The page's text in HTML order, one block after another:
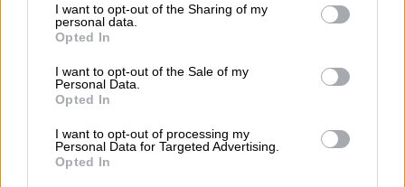
not limited to your visit or usage behaviour. You may click to
grant or deny consent to Google and its third-party tags to
use your data for below specified purposes in below Google
consent section.
I want to opt-out of the Sharing of my
personal data.
Opted In
I want to opt-out of the Sale of my
Personal Data.
Opted In
I want to opt-out of processing my
Personal Data for Targeted Advertising.
Opted In
Στη Λέσβο η πυρκαγιά έκανε μια